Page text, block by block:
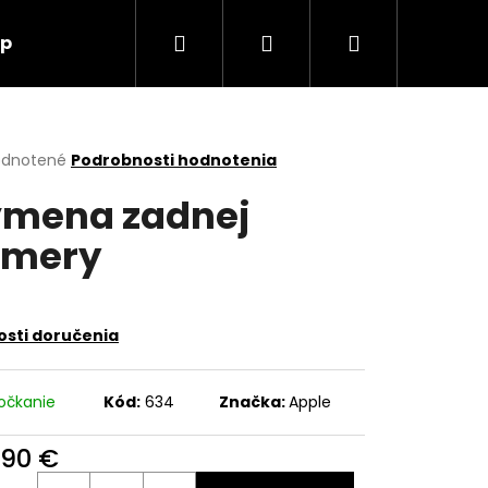
Kontakt
Hľadať PrihlásenieNákupný
Podrobnosti hodnotenia
zadnej
doručenia
Kód: 634 Značka:Apple
€